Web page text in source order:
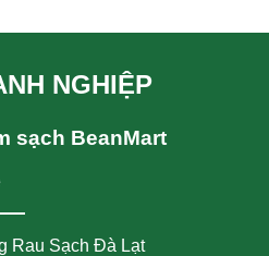
NGHIỆP
sạch BeanMart
Rau Sạch Đà Lạt